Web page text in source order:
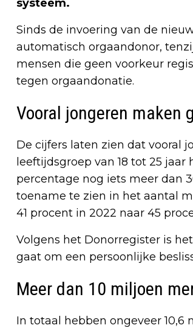
systeem.
Sinds de invoering van de
automatisch orgaandonor,
mensen die geen voorkeur
tegen orgaandonatie.
Vooral jongeren maken
De cijfers laten zien dat vooral
leeftijdsgroep van 18 tot 25
percentage nog iets meer dan
toename te zien in het aantal
41 procent in 2022 naar 45
Volgens het Donorregister is
gaat om een persoonlijke
Meer dan 10 miljoen
In totaal hebben ongeveer